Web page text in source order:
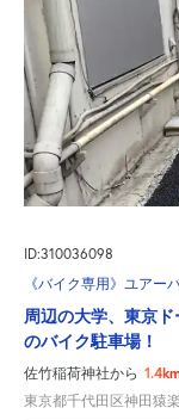
ID:310036098
《バイク専用》ユアー
周辺の大学、東京
のバイク駐車場！
佐竹稲荷神社から
東京都千代田区神田猿